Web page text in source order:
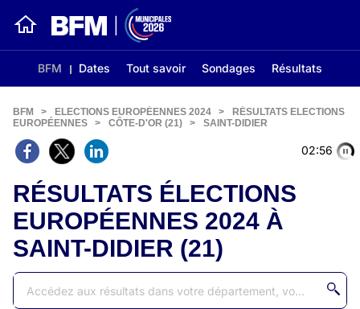
BFM Dates Tout savoir Sondages Résultats
02:55
BFM > ELECTIONS EUROPÉENNES 2024 >
RÉSULTATS ELECTIONS
EUROPÉENNES
> CÔTE-D'OR (21) > SAINT-DIDIER
RÉSULTATS ÉLECTIONS
EUROPÉENNES 2024 À
SAINT-DIDIER (21)